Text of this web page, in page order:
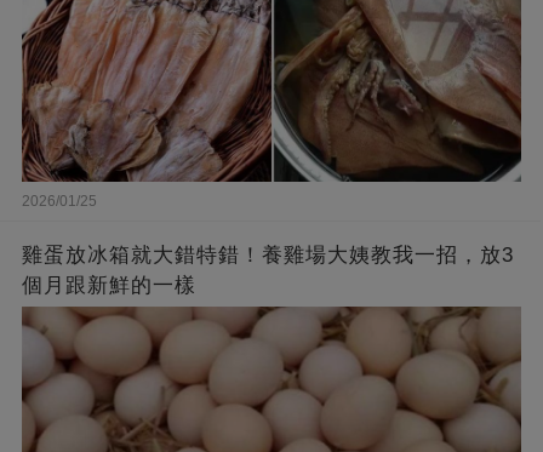
2026/01/25
雞蛋放冰箱就大錯特錯！養雞場大姨教我一招，放3
個月跟新鮮的一樣